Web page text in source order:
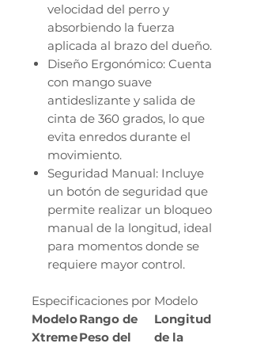
velocidad del perro y
absorbiendo la fuerza
aplicada al brazo del dueño.
Diseño Ergonómico: Cuenta
con mango suave
antideslizante y salida de
cinta de 360 grados, lo que
evita enredos durante el
movimiento.
Seguridad Manual: Incluye
un botón de seguridad que
permite realizar un bloqueo
manual de la longitud, ideal
para momentos donde se
requiere mayor control.
Especificaciones por Modelo
Modelo
Xtreme
Rango de
Peso del
Longitud
de la